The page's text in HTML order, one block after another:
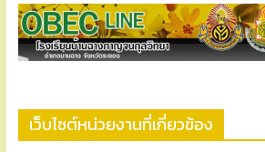
เว็บไซต์หน่วยงานที่เกี่ยวข้อง